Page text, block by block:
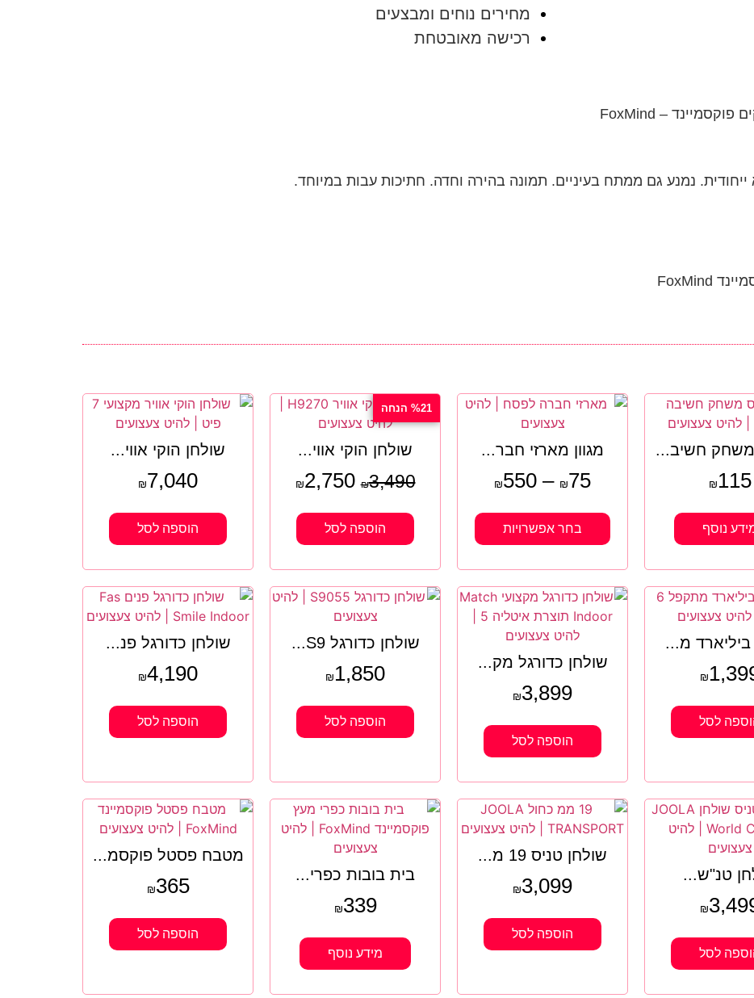
מחירים נוחים ומבצעים
רכישה מאובטחת
נמנע גם ממתח בעיניים. תמונה בהירה וחדה. חתיכות עבות במיוחד.
חשיב...
₪ 115
נוסף
מגוון מארזי חבר...
₪75
–
₪550
בחר אפשרויות
%21 הנחה
שולחן הוקי אווי...
₪3,490
₪2,750
הוספה לסל
שולחן הוקי אווי...
₪7,040
הוספה לסל
ביליארד מ...
₪
לסל
שולחן כדורגל מק...
₪3,899
הוספה לסל
שולחן כדורגל S9...
₪ 1,850
הוספה לסל
שולחן כדורגל פנ...
₪4,190
הוספה לסל
טנ"ש...
₪
לסל
שולחן טניס 19 מ...
₪3,099
הוספה לסל
בית בובות כפרי...
₪339
מידע נוסף
מטבח פסטל פוקסמ...
₪365
הוספה לסל